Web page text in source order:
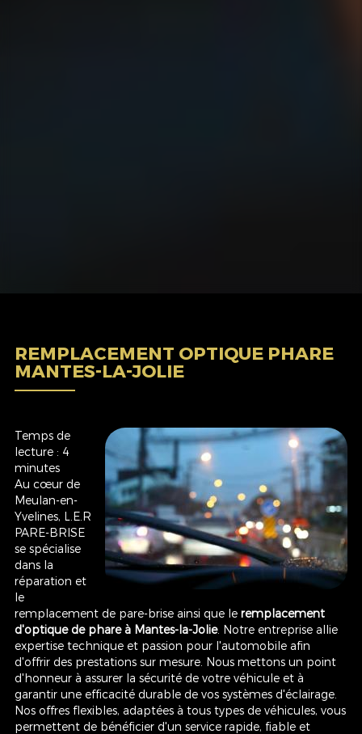
REMPLACEMENT OPTIQUE PHARE
MANTES-LA-JOLIE
Temps de
lecture : 4
minutes
Au cœur de
Meulan-en-
Yvelines, L.E.R
PARE-BRISE
se spécialise
dans la
réparation et
le
remplacement de pare-brise ainsi que le remplacement
d'optique de phare à Mantes-la-Jolie. Notre entreprise allie
expertise technique et passion pour l'automobile afin
d'offrir des prestations sur mesure. Nous mettons un point
d'honneur à assurer la sécurité de votre véhicule et à
garantir une efficacité durable de vos systèmes d'éclairage.
Nos offres flexibles, adaptées à tous types de véhicules, vous
permettent de bénéficier d'un service rapide, fiable et